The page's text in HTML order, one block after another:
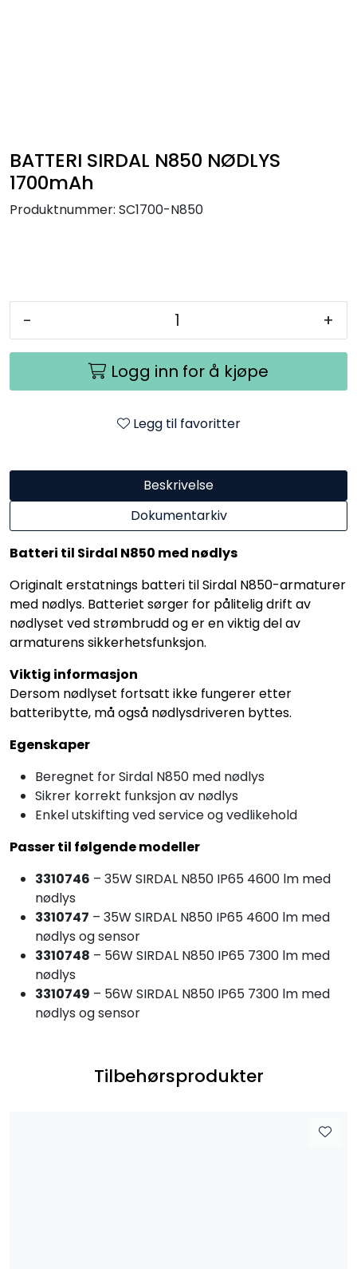
BATTERI SIRDAL N850 NØDLYS
1700mAh
Produktnummer: SC1700-N850
- +
Logg inn for å kjøpe
Legg til favoritter
Beskrivelse
Dokumentarkiv
Batteri til Sirdal N850 med nødlys
Originalt erstatnings batteri til Sirdal N850-armaturer
med nødlys. Batteriet sørger for pålitelig drift av
nødlyset ved strømbrudd og er en viktig del av
armaturens sikkerhetsfunksjon.
Viktig informasjon
Dersom nødlyset fortsatt ikke fungerer etter
batteribytte, må også nødlysdriveren byttes.
Egenskaper
Beregnet for Sirdal N850 med nødlys
Sikrer korrekt funksjon av nødlys
Enkel utskifting ved service og vedlikehold
Passer til følgende modeller
3310746 – 35W SIRDAL N850 IP65 4600 lm med
nødlys
3310747 – 35W SIRDAL N850 IP65 4600 lm med
nødlys og sensor
3310748 – 56W SIRDAL N850 IP65 7300 lm med
nødlys
3310749 – 56W SIRDAL N850 IP65 7300 lm med
nødlys og sensor
Tilbehørsprodukter
Bolig
EPD
Sluttsalg
Referanser